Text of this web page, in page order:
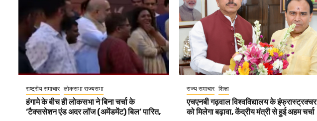
राष्ट्रीय समाचार लोकसभा-राज्यसभा
हंगामे के बीच ही लोकसभा ने बिना चर्चा के
‘टैक्ससेशन एंड अदर लॉज (अमेंडमेंट) बिल’ पारित,
राज्य समाचार शिक्षा
एचएनबी गढ़वाल विश्वविद्यालय के इंफ्रास्ट्रक्चर
को मिलेगा बढ़ावा, केंद्रीय मंत्री से हुई अहम चर्चा